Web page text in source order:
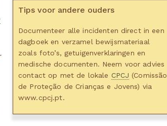
Tips voor andere ouders
Documenteer alle incidenten direct in een
dagboek en verzamel bewijsmateriaal
zoals foto’s, getuigenverklaringen en
medische documenten. Neem voor advies
contact op met de lokale CPCJ (Comissão
de Proteção de Crianças e Jovens) via
www.cpcj.pt.